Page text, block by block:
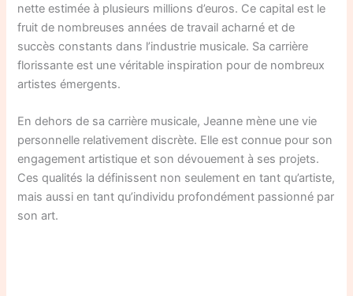
nette estimée à plusieurs millions d’euros. Ce capital est le
fruit de nombreuses années de travail acharné et de
succès constants dans l’industrie musicale. Sa carrière
florissante est une véritable inspiration pour de nombreux
artistes émergents.
En dehors de sa carrière musicale, Jeanne mène une vie
personnelle relativement discrète. Elle est connue pour son
engagement artistique et son dévouement à ses projets.
Ces qualités la définissent non seulement en tant qu’artiste,
mais aussi en tant qu’individu profondément passionné par
son art.